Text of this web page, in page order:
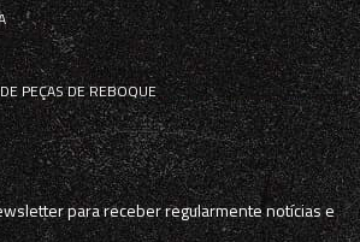
PEÇAS DE REBOQUE
para receber regularmente notícias e